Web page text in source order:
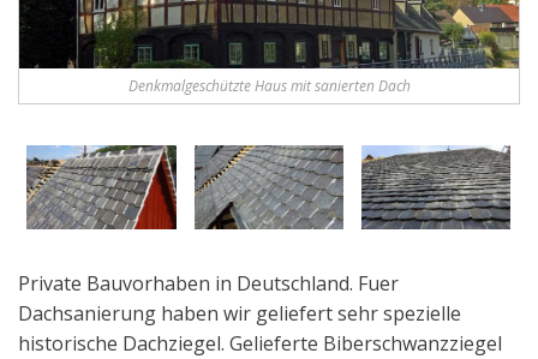
Denkmalgeschützte Haus mit sanierten Dach
Private Bauvorhaben in Deutschland. Fuer
Dachsanierung haben wir geliefert sehr spezielle
historische Dachziegel. Gelieferte Biberschwanzziegel